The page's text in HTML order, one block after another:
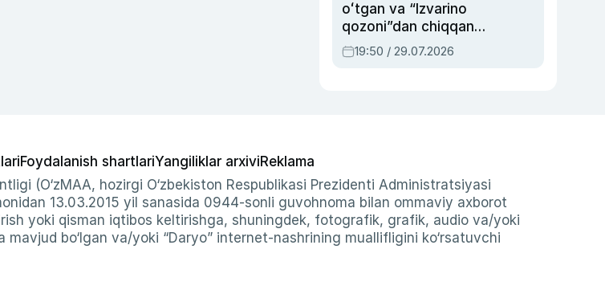
oʻtgan va “Izvarino
qozoni”dan chiqqan
qahramon — Ukraina
armiyasi bosh
19:50 / 29.07.2026
Foydalanish shartlariYangiliklar arxiviReklama
(O‘zMAA, hozirgi O‘zbekiston Respublikasi Prezidenti Administratsiyasi
13.03.2015 yil sanasida 0944-sonli guvohnoma bilan ommaviy axborot
yoki qisman iqtibos keltirishga, shuningdek, fotografik, grafik, audio va/yoki
bo‘lgan va/yoki “Daryo” internet-nashrining muallifligini ko‘rsatuvchi